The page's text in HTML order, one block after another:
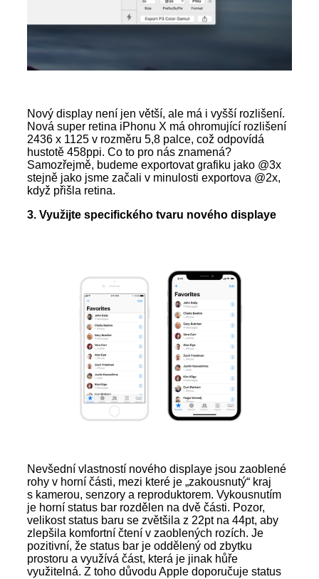
Nový display není jen větší, ale má i vyšší rozlišení.
Nová super retina iPhonu X má ohromující rozlišení
2436 x 1125 v rozměru 5,8 palce, což odpovídá
hustotě 458ppi. Co to pro nás znamená?
Samozřejmě, budeme exportovat grafiku jako @3x
stejně jako jsme začali v minulosti exportova @2x,
když přišla retina.
3. Využijte specifického tvaru nového displaye
Nevšední vlastností nového displaye jsou zaoblené
rohy v horní části, mezi které je „zakousnutý“ kraj
s kamerou, senzory a reproduktorem. Vykousnutím
je horní status bar rozdělen na dvě části. Pozor,
velikost status baru se zvětšila z 22pt na 44pt, aby
zlepšila komfortní čtení v zaoblených rozích. Je
pozitivní, že status bar je oddělený od zbytku
prostoru a využívá část, která je jinak hůře
využitelná. Z toho důvodu Apple doporučuje status